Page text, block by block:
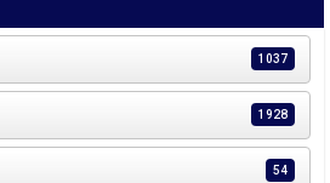
1037
1928
54